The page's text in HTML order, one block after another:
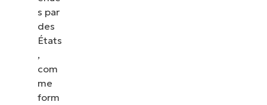
s par
des
États
,
com
me
form